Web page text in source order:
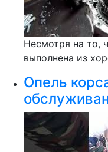
Несмотря на то,
выполнена из
Опель